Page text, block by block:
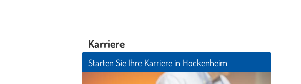
Karriere
Starten Sie Ihre Karriere in Hockenheim